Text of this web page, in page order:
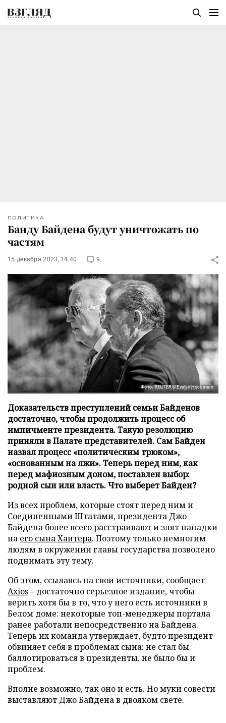
ПОЛИТИКА
Банду Байдена будут уничтожать по
частям
15 декабря 2023, 14:40 9
Фото: REUTERS/Evelyn Hockstein
Доказательств преступлений семьи Байденов
достаточно, чтобы продолжить процесс об
импичменте президента. Такую резолюцию
приняли в Палате представителей. Сам Байден
назвал процесс «политическим трюком»,
«основанным на лжи». Теперь перед ним, как
перед мафиозным доном, поставлен выбор:
родной сын или власть. Что выберет Байден?
Из всех проблем, которые стоят перед ним и
Соединенными Штатами, президента Джо
Байдена более всего расстраивают и злят нападки
на его сына Хантера. Поэтому только немногим
людям в окружении главы государства позволено
поднимать эту тему.
Об этом, ссылаясь на свои источники, сообщает
Axios – достаточно серьезное издание, чтобы
верить хотя бы в то, что у него есть источники в
Белом доме: некоторые топ-менеджеры портала
ранее работали непосредственно на Байдена.
Теперь их команда утверждает, будто президент
обвиняет себя в проблемах сына: не стал бы
баллотироваться в президенты, не было бы и
проблем.
Вполне возможно, так оно и есть. Но муки совести
выставляют Джо Байдена в двояком свете.